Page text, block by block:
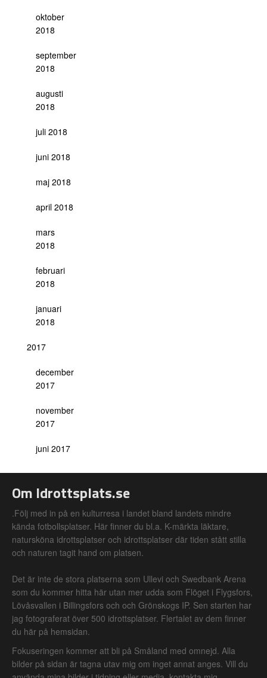
oktober
2018
september
2018
augusti
2018
juli 2018
juni 2018
maj 2018
april 2018
mars
2018
februari
2018
januari
2018
2017
december
2017
november
2017
juni 2017
Om Idrottsplats.se
.Följ med in på en kulturresa i landet bland landets mindre
kända fotbollsplatser. Här finner du bl.a. K-märkta läktare,
natursköna idrottsplatser och idrottsplatser där tiden stått stilla
och naturen tagit hand om platsen.
Det är inte de stora platserna som Ullevi och Swedbank Arena
som du kommer hitta här utan mer udda som Flöget i Flygsfors,
Lövåsvallen i Billingsfors och och Grönskogs IP. Sen starten har
jag fotograferat över 500 idrottsplatser. Flertalet av dem finner
du här på hemsidan.
Fokuseringen kommer att bli på Småland med omnejd. Alla
bilder på sidan är tagna utav mig om inget annat anges. Vill du